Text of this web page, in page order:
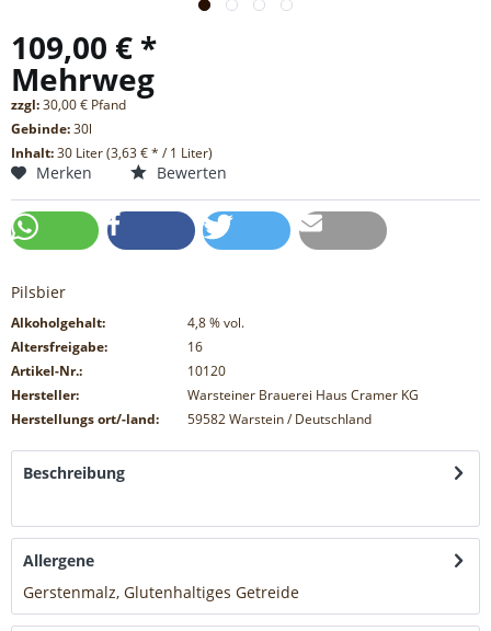
109,00 € *
Mehrweg
zzgl:30,00 € Pfand
Gebinde:30l
Inhalt:30 Liter (3,63 € * / 1 Liter)
Merken Bewerten
Pilsbier
Alkoholgehalt: 4,8% vol.
Altersfreigabe:
16
Artikel-Nr.:
10120
Hersteller:
Warsteiner Brauerei Haus Cramer KG
Herstellungs ort/-land:
59582 Warstein / Deutschland
Beschreibung
Allergene
Gerstenmalz, Glutenhaltiges Getreide